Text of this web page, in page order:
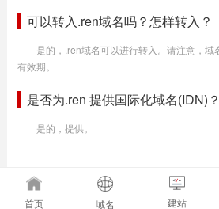
可以转入.ren域名吗？怎样转入？
是的，.ren域名可以进行转入。请注意，
有效期。
是否为.ren 提供国际化域名(IDN)？
是的，提供。
首页 域名 建站